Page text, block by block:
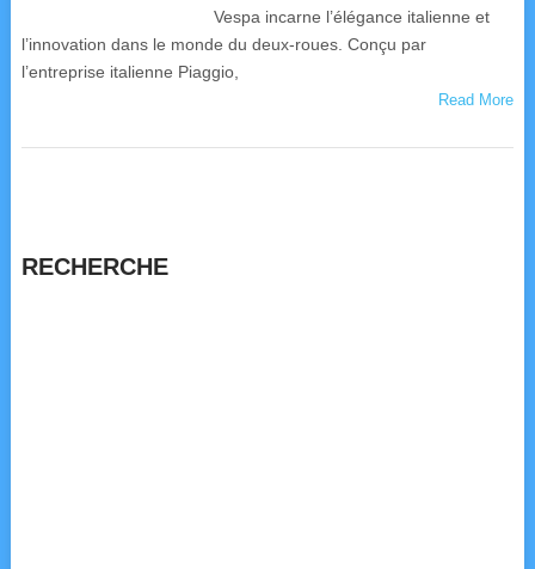
Vespa incarne l’élégance italienne et
l’innovation dans le monde du deux-roues. Conçu par
l’entreprise italienne Piaggio,
Read More
RECHERCHE